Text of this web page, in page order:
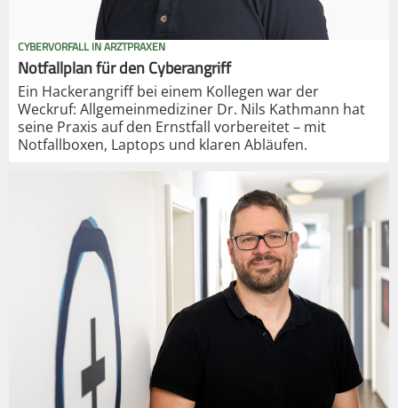
CYBERVORFALL IN ARZTPRAXEN
Notfallplan für den Cyberangriff
Ein Hackerangriff bei einem Kollegen war der
Weckruf: Allgemeinmediziner Dr. Nils Kathmann hat
seine Praxis auf den Ernstfall vorbereitet – mit
Notfallboxen, Laptops und klaren Abläufen.